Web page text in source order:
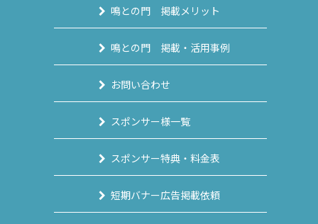
鳴との門 掲載メリット
鳴との門 掲載・活用事例
お問い合わせ
スポンサー様一覧
スポンサー特典・料金表
短期バナー広告掲載依頼